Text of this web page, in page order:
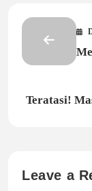
Teratasi!
Leave a